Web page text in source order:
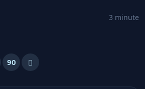
3 minute
90